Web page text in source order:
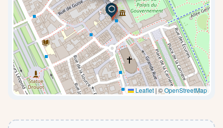
Leaflet |©OpenStreetMap